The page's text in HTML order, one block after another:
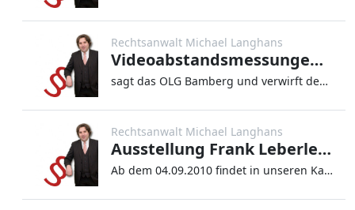
Rechtsanwalt Michael Langhans
Videoabstandsmessungen sind Verdachtsabhängig
sagt das OLG Bamberg und verwirft deshalb eine entsprechende Rechtsbeschwerde. Ausgangslage ist die Entscheidung des Bun
Rechtsanwalt Michael Langhans
Ausstellung Frank Leberle ab 04.09.2010 – erste Einblicke nun online
Ab dem 04.09.2010 findet in unseren Kanzleiräumen die Ausstellung des Künstlers Frank Leberle statt. Bereits heute könn